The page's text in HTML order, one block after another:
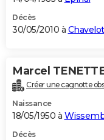
Décès
30/05/2010 à Chavelot
Marcel
Créer une cagnotte
Naissance
18/05/1950 à
Décès